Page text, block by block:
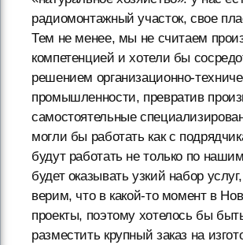
радиомонтажный участок, свое
Тем не менее, мы не считаем
компетенцией и хотели бы
решением организационно-
промышленности, превратив
самостоятельные
могли бы работать как с
будут работать не только по
будет оказывать узкий набор
верим, что в какой-то момент в
проекты, поэтому хотелось бы
разместить крупный заказ на